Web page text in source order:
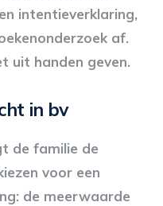
intentieverklaring,
af.
uit handen geven.
in bv
de familie de
voor een
de meerwaarde